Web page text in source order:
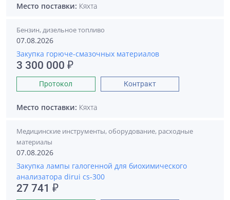
Место поставки: Кяхта
Бензин, дизельное топливо
07.08.2026
Закупка горюче-смазочных материалов
3 300 000 ₽
Протокол Контракт
Место поставки: Кяхта
Медицинские инструменты, оборудование, расходные
материалы
07.08.2026
Закупка лампы галогенной для биохимического
анализатора dirui cs-300
27 741 ₽